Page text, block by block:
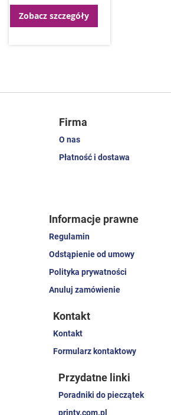
Zobacz szczegóły
Firma
O nas
Płatność i dostawa
Informacje prawne
Regulamin
Odstąpienie od umowy
Polityka prywatności
Anuluj zamówienie
Kontakt
Kontakt
Formularz kontaktowy
Przydatne linki
Poradniki do pieczątek
printy.com.pl